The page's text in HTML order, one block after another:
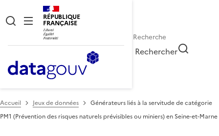
RÉPUBLIQUE
FRANÇAISE
Rechercher
Accueil Jeux de données
Générateurs liés à la servitude de catégorie
PM1 (Prévention des risques naturels prévisibles ou miniers) en Seine-et-Marne